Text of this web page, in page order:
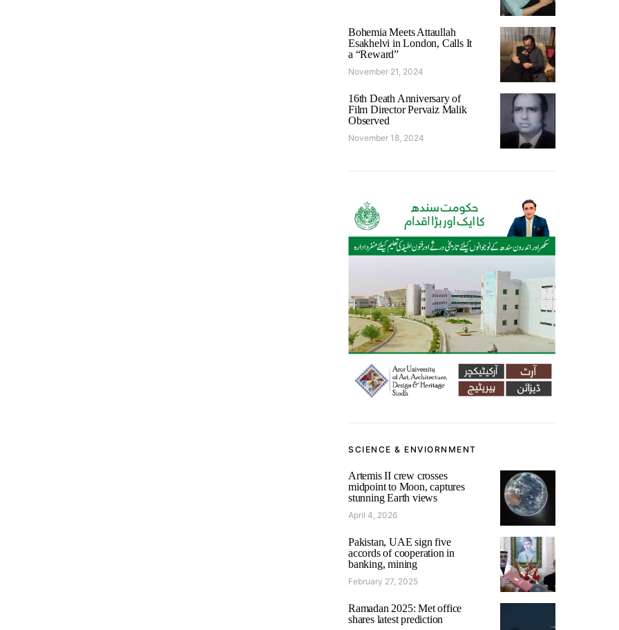
Bohemia Meets Attaullah
Esakhelvi in London, Calls It
a “Reward”
November 21, 2024
16th Death Anniversary of
Film Director Pervaiz Malik
Observed
November 18, 2024
SCIENCE & ENVIORNMENT
Artemis II crew crosses
midpoint to Moon, captures
stunning Earth views
April 4, 2026
Pakistan, UAE sign five
accords of cooperation in
banking, mining
February 27, 2025
Ramadan 2025: Met office
shares latest prediction